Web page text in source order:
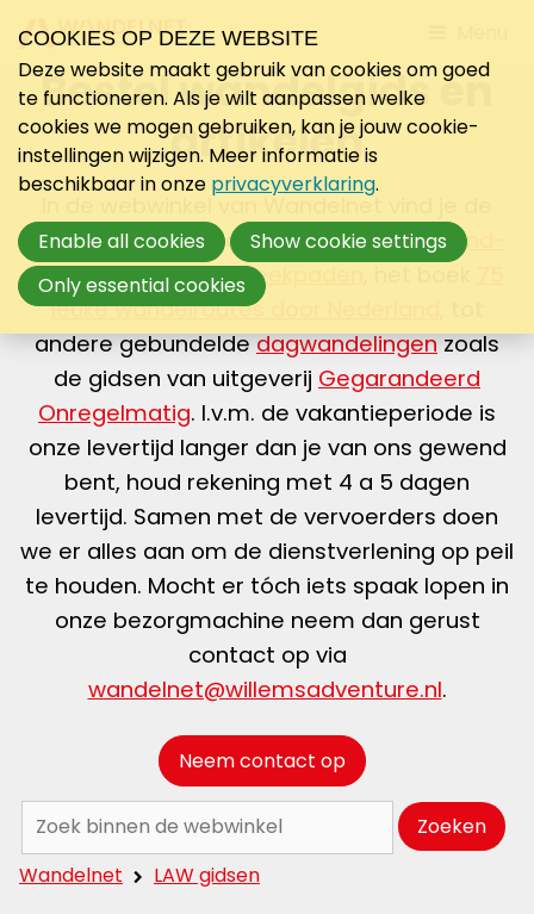
to
Bestel wandelgids en
artikelen
In de webwinkel van Wandelnet vind je de
mooiste wandelgidsen vanLange-Afstand-
WandelpadenenStreekpaden
leuke wandelroutes door Nederland
andere gebundeldedagwandelingenzoals
de gidsen van uitgeverij Gegarandeerd
Onregelmatig. I.v.m. de vakantieperiode is
onze levertijd langer dan je van ons gewend
bent, houd rekening met 4 a 5 dagen
levertijd. Samen met de vervoerders doen
we er alles aan om de dienstverlening op peil
te houden. Mocht er tóch iets spaak lopen in
onze bezorgmachine neem dan gerust
contact op via
wandelnet@willemsadventure.nl.
Neem contact op
Zoeken:
Zoeken
Wandelnet
LAW gidsen
COOKIES OP DEZE WEBSITE
Deze website maakt gebruik van cookies om goed
te functioneren. Als je wilt aanpassen welke
cookies we mogen gebruiken, kan je jouw cookie-
instellingen wijzigen. Meer informatie is
beschikbaar in onze privacyverklaring.
Enable all cookies
Show cookie settings
Only essential cookies